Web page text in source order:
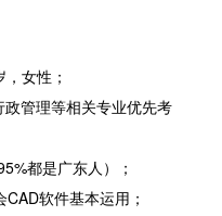
女性；
管理等相关专业优先考
都是广东人）；
软件基本运用；